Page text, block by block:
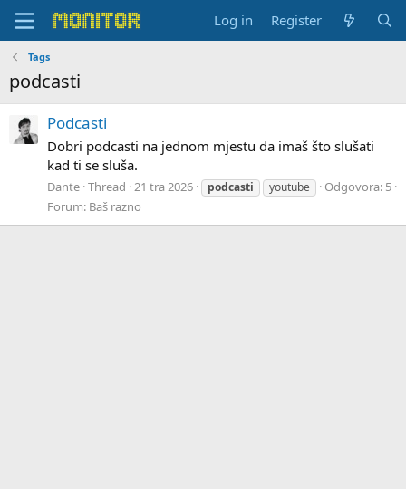
Log in Register
Tags
podcasti
Podcasti
Dobri podcasti na jednom mjestu da imaš što slušati
kad ti se sluša.
Dante Thread 21 tra 2026 podcasti youtube
Odgovora: 5
Forum: Baš razno